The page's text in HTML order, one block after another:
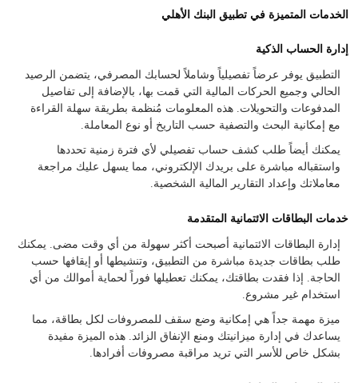
الخدمات المتميزة في تطبيق البنك الأهلي
إدارة الحساب الذكية
التطبيق يوفر عرضاً تفصيلياً وشاملاً لحسابك المصرفي، يتضمن الرصيد
الحالي وجميع الحركات المالية التي قمت بها، بالإضافة إلى تفاصيل
المدفوعات والتحويلات. هذه المعلومات مُنظمة بطريقة سهلة القراءة
مع إمكانية البحث والتصفية حسب التاريخ أو نوع المعاملة.
يمكنك أيضاً طلب كشف حساب تفصيلي لأي فترة زمنية تحددها
واستقباله مباشرة على بريدك الإلكتروني، مما يسهل عليك مراجعة
معاملاتك وإعداد التقارير المالية الشخصية.
خدمات البطاقات الائتمانية المتقدمة
إدارة البطاقات الائتمانية أصبحت أكثر سهولة من أي وقت مضى. يمكنك
طلب بطاقات جديدة مباشرة من التطبيق، وتنشيطها أو إيقافها حسب
الحاجة. إذا فقدت بطاقتك، يمكنك تعطيلها فوراً لحماية أموالك من أي
استخدام غير مشروع.
ميزة مهمة جداً هي إمكانية وضع سقف للمصروفات لكل بطاقة، مما
يساعدك في إدارة ميزانيتك ومنع الإنفاق الزائد. هذه الميزة مفيدة
بشكل خاص للأسر التي تريد مراقبة مصروفات أفرادها.